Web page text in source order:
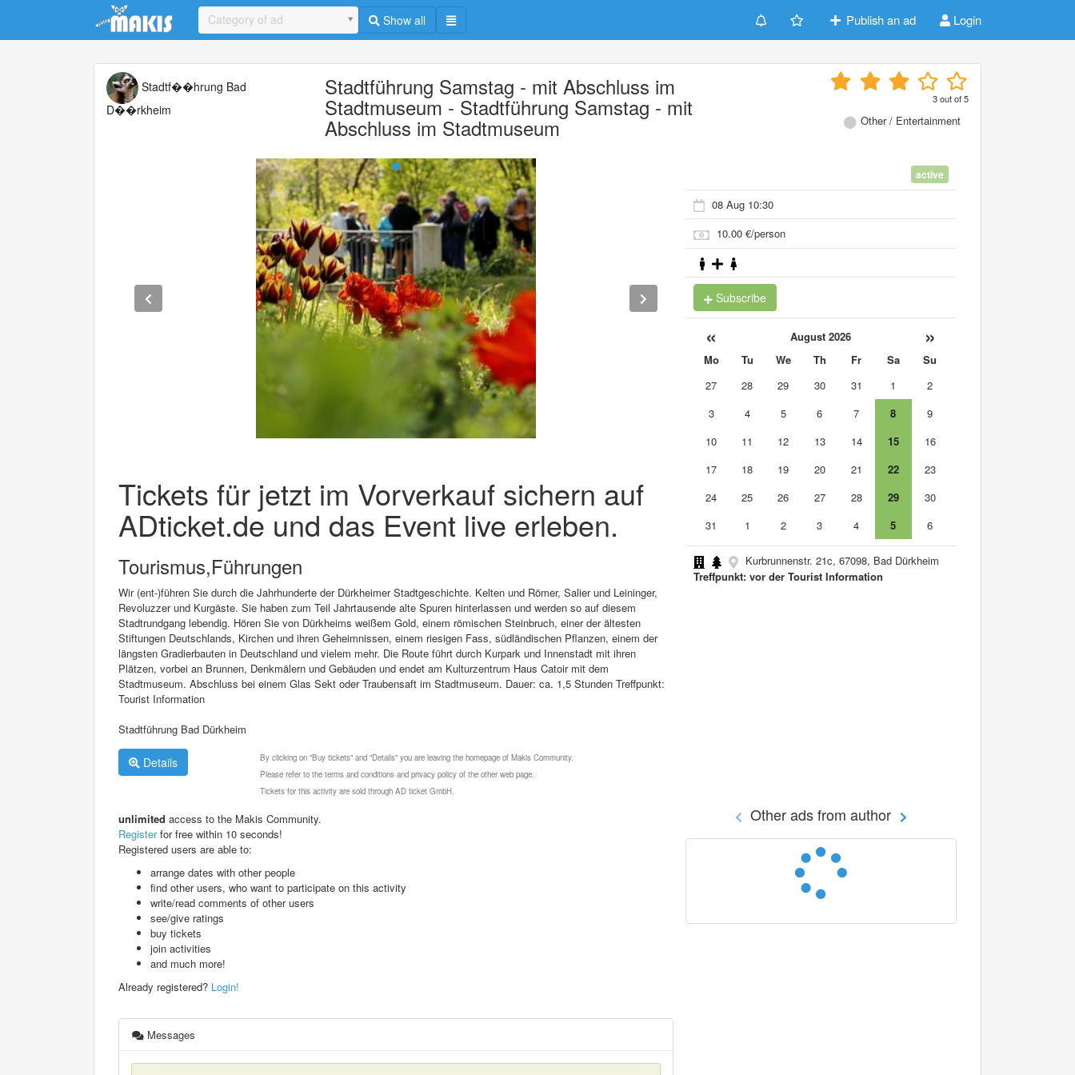
Update cookies preferences
Category of ad Show all Publish an ad Login
Stadtf��hrung Bad
D��rkheim
Stadtführung Samstag - mit Abschluss im
Stadtmuseum - Stadtführung Samstag - mit
Abschluss im Stadtmuseum
3out of5
Other / Entertainment
Tickets für jetzt im Vorverkauf sichern auf
ADticket.de und das Event live erleben.
Tourismus,Führungen
Wir (ent-)führen Sie durch die Jahrhunderte der Dürkheimer Stadtgeschichte. Kelten und Römer, Salier und Leininger,
Revoluzzer und Kurgäste. Sie haben zum Teil Jahrtausende alte Spuren hinterlassen und werden so auf diesem
Stadtrundgang lebendig. Hören Sie von Dürkheims weißem Gold, einem römischen Steinbruch, einer der ältesten
Stiftungen Deutschlands, Kirchen und ihren Geheimnissen, einem riesigen Fass, südländischen Pflanzen, einem der
längsten Gradierbauten in Deutschland und vielem mehr. Die Route führt durch Kurpark und Innenstadt mit ihren
Plätzen, vorbei an Brunnen, Denkmälern und Gebäuden und endet am Kulturzentrum Haus Catoir mit dem
Stadtmuseum. Abschluss bei einem Glas Sekt oder Traubensaft im Stadtmuseum. Dauer: ca. 1,5 Stunden Treffpunkt:
Tourist Information
Stadtführung Bad Dürkheim
Details
By clicking on "Buy tickets" and "Details" you are leaving the homepage of Makis Community.
Please refer to the terms and conditions and privacy policy of the other web page.
Tickets for this activity are sold through AD ticket GmbH.
unlimited access to the Makis Community.
Registerfor free within 10 seconds!
Registered users are able to:
arrange dates with other people
find other users, who want to participate on this activity
write/read comments of other users
see/give ratings
buy tickets
join activities
and much more!
Already registered? Login!
Messages
active
08 Aug 10:30
10.00 €/person
Subscribe
« August 2026 »
Mo Tu We Th Fr Sa
Su
27
28 29 30 31 1
2
3
4 5 6 7 8
9
10
11 12 13 14 15
16
17
18 19 20 21 22
23
24
25 26 27 28 29
30
31
1 2 3 4 5 6
Kurbrunnenstr. 21c, 67098, Bad Dürkheim
Treffpunkt: vor der Tourist Information
Other ads from author